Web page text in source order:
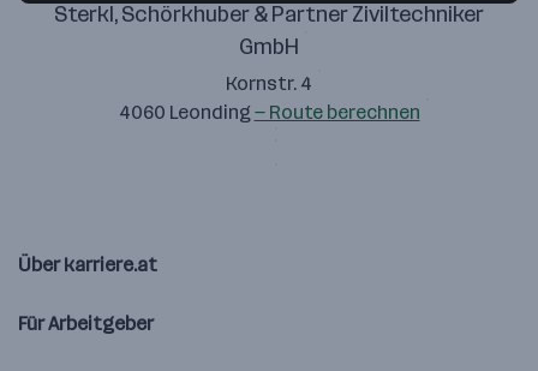
Sterkl, Schörkhuber & Partner Ziviltechniker
GmbH
Kornstr. 4
4060 Leonding — Route berechnen
Über karriere.at
Für Arbeitgeber